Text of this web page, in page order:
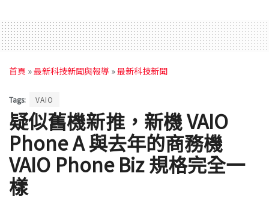
首頁 »最新科技新聞與報導 »最新科技新聞
Tags: VAIO
疑似舊機新推，新機 VAIO
Phone A 與去年的商務機
VAIO Phone Biz 規格完全一
樣